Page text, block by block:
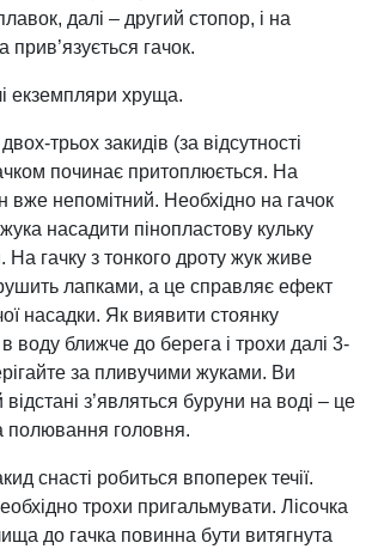
далі – другий стопор, і на
прив’язується гачок.
екземпляри хруща.
трьох закидів (за відсутності
починає притоплюється. На
вже непомітний. Необхідно на гачок
насадити пінопластову кульку
На гачку з тонкого дроту жук живе
лапками, а це справляє ефект
насадки. Як виявити стоянку
воду ближче до берега і трохи далі 3-
за пливучими жуками. Ви
з’являться буруни на воді – це
полювання головня.
снасті робиться впоперек течії.
трохи пригальмувати. Лісочка
до гачка повинна бути витягнута